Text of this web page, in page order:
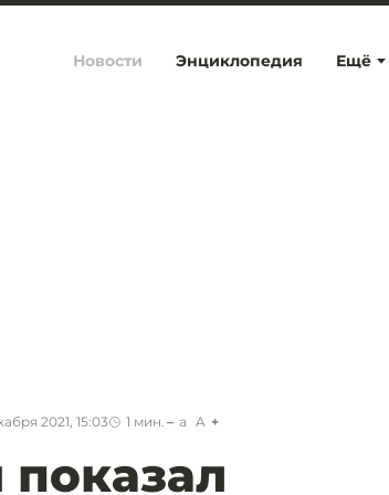
Ещё
Новости Энциклопедия
2021, 15:03 1 мин. a A
показал